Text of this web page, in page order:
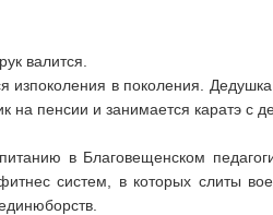
валится.
в поколения.
пенсии и занимается каратэ с
в Благовещенском
систем, в которых слиты